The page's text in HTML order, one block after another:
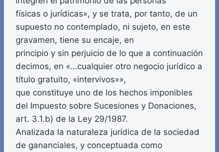
físicas o jurídicas», y se trata, por tanto, de un
supuesto no contemplado, ni sujeto, en este
gravamen, tiene su encaje, en
principio y sin perjuicio de lo que a continuación
decimos, en «…cualquier otro negocio jurídico a
título gratuito, «intervivos»»,
que constituye uno de los hechos imponibles
del Impuesto sobre Sucesiones y Donaciones,
art. 3.1.b) de la Ley 29/1987.
Analizada la naturaleza jurídica de la sociedad
de gananciales, y conceptuada como